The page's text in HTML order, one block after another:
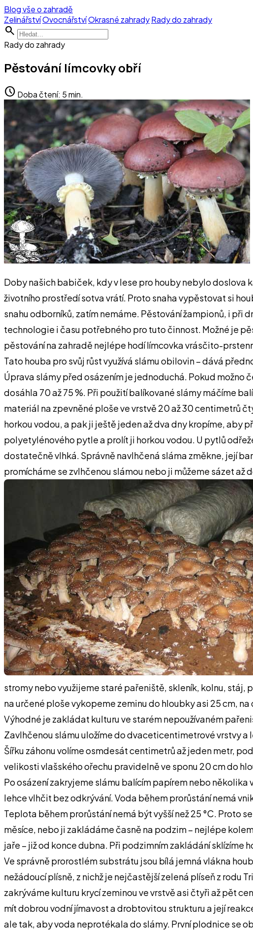
Blog vše o zahradě
ZelinářstvíOvocnářstvíOkrasné zahradyRady do zahrady
search
Rady do zahrady
Pěstování límcovky obří
schedule Doba čtení: 5 min.
Doby našich babiček, kdy v lese pro houby nebylo doslova
životního prostředí sotva vrátí. Proto snaha vypěstovat si
snahu odborníků, zatím nemáme. Pěstování žampionů, i
technologie i času potřebného pro tuto činnost. Možné je
pěstování na zahradě nejlépe hodí límcovka vrásčito-
Tato houba pro svůj růst využívá slámu obilovin – dává
Úprava slámy před osázením je jednoduchá. Pokud možno
dosáhla 70 až 75 %. Při použití balíkované slámy máčíme
materiál na zpevněné ploše ve vrstvě 20 až 30 centimetrů
horkou vodou, a pak ji ještě jeden až dva dny kropíme, aby
polyetylénového pytle a prolít ji horkou vodou. U pytlů
dostatečně vlhká. Správně navlhčená sláma změkne, její
promícháme se zvlhčenou slámou nebo ji můžeme sázet až
stromy nebo využijeme staré pařeniště, skleník, kolnu, stáj,
na určené ploše vykopeme zeminu do hloubky asi 25 cm,
Výhodné je zakládat kulturu ve starém nepoužívaném
Zavlhčenou slámu uložíme do dvaceticentimetrové vrstvy a
Šířku záhonu volíme osmdesát centimetrů až jeden metr,
velikosti vlašského ořechu pravidelně ve sponu 20 cm do
Po osázení zakryjeme slámu balícím papírem nebo
lehce vlhčit bez odkrývání. Voda během prorůstání nemá
Teplota během prorůstání nemá být vyšší než 25 °C. Proto
měsíce, nebo ji zakládáme časně na podzim – nejlépe
jaře – již od konce dubna. Při podzimním zakládání sklízíme
Ve správně prorostlém substrátu jsou bílá jemná vlákna
nežádoucí plísně, z nichž je nejčastější zelená plíseň z
zakrýváme kulturu krycí zeminou ve vrstvě asi čtyři až pět
mít dobrou vodní jímavost a drobtovitou strukturu a její
ale tak, aby voda neprotékala do slámy. První plodnice se